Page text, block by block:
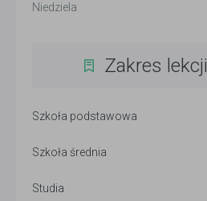
Niedziela
Zakres lekcji
Szkoła podstawowa
Szkoła średnia
Studia